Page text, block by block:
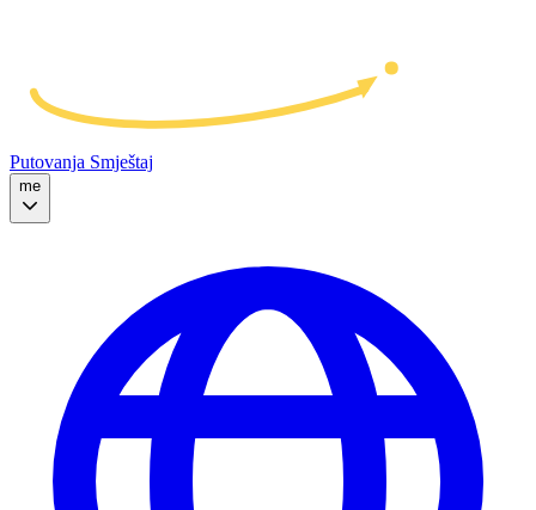
Putovanja Smještaj
me